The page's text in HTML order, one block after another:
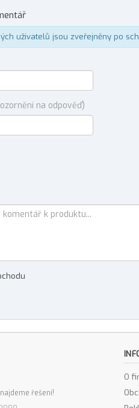
uživatelů jsou zveřejněny po
na odpověď)
řešení!
O